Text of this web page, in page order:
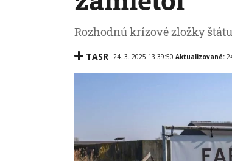
Rozhodnú krízové zložky
TASR 24. 3. 2025 13:39:50 Aktualizované: